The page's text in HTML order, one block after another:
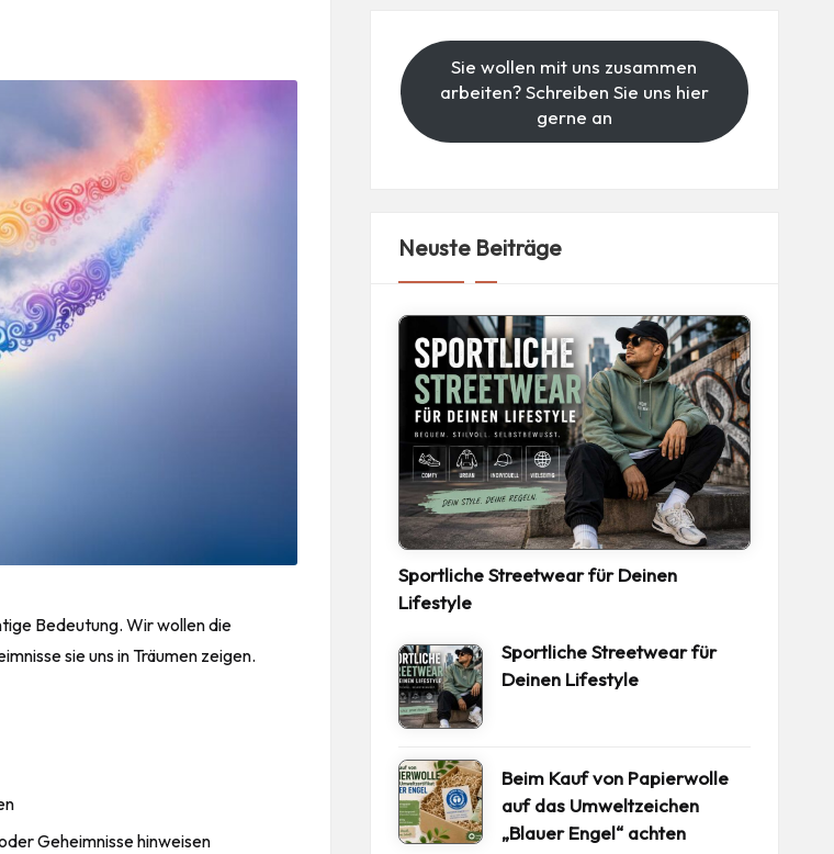
Bedeutung. Wir wollen die
sie uns in Träumen zeigen.
Geheimnisse hinweisen
Sie wollen mit uns zusammen
arbeiten? Schreiben Sie uns hier
gerne an
Neuste Beiträge
Sportliche Streetwear für Deinen
Lifestyle
Sportliche Streetwear für
Deinen Lifestyle
Beim Kauf von Papierwolle
auf das Umweltzeichen
„Blauer Engel“ achten